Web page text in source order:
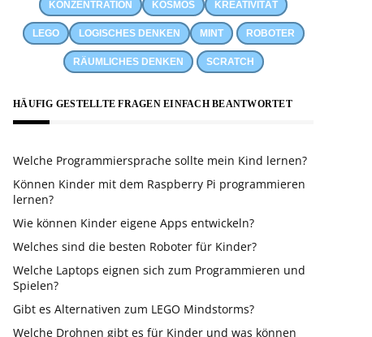
KONZENTRATION KOSMOS KREATIVITÄT
LEGO LOGISCHES DENKEN MINT ROBOTER
RÄUMLICHES DENKEN SCRATCH
HÄUFIG GESTELLTE FRAGEN EINFACH BEANTWORTET
Welche Programmiersprache sollte mein Kind lernen?
Können Kinder mit dem Raspberry Pi programmieren
lernen?
Wie können Kinder eigene Apps entwickeln?
Welches sind die besten Roboter für Kinder?
Welche Laptops eignen sich zum Programmieren und
Spielen?
Gibt es Alternativen zum LEGO Mindstorms?
Welche Drohnen gibt es für Kinder und was können